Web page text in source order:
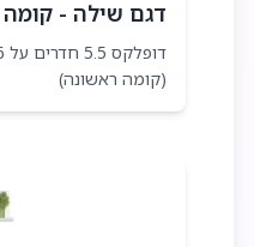
דגם שילה - קומה 1
(קומה ראשונה)